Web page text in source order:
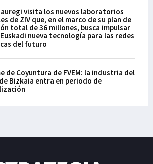
visita los nuevos laboratorios
de ZIV que, en el marco de su plan de
total de 36 millones, busca impulsar
nueva tecnología para las redes
del futuro
de Coyuntura de FVEM: la industria del
Bizkaia entra en periodo de